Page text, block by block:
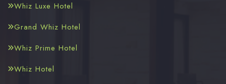
Whiz Luxe Hotel
Grand Whiz Hotel
Whiz Prime Hotel
Whiz Hotel